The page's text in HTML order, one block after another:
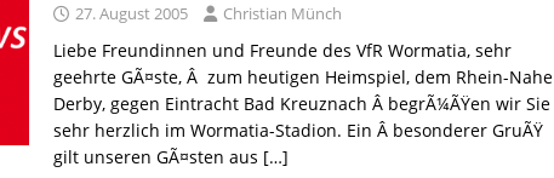
27. August 2005 Christian Münch
Liebe Freundinnen und Freunde des VfR Wormatia, sehr
geehrte GÃ¤ste, Â zum heutigen Heimspiel, dem Rhein-Nahe
Derby, gegen Eintracht Bad Kreuznach Â begrÃ¼ÃŸen wir Sie
sehr herzlich im Wormatia-Stadion. Ein Â besonderer GruÃŸ
gilt unseren GÃ¤sten aus […]